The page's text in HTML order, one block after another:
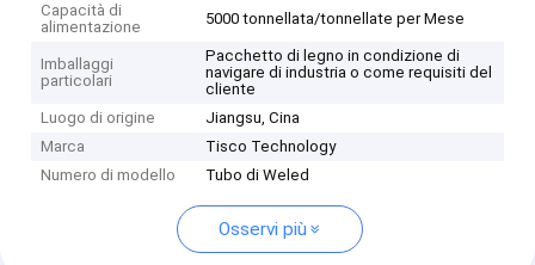
Capacità di
alimentazione
5000 tonnellata/tonnellate per Mese
Imballaggi
particolari
Pacchetto di legno in condizione di
navigare di industria o come requisiti del
cliente
Luogo di origine
Jiangsu, Cina
Marca
Tisco Technology
Numero di modello
Tubo di Weled
Osservi più